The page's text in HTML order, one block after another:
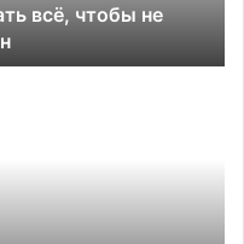
всё, чтобы не